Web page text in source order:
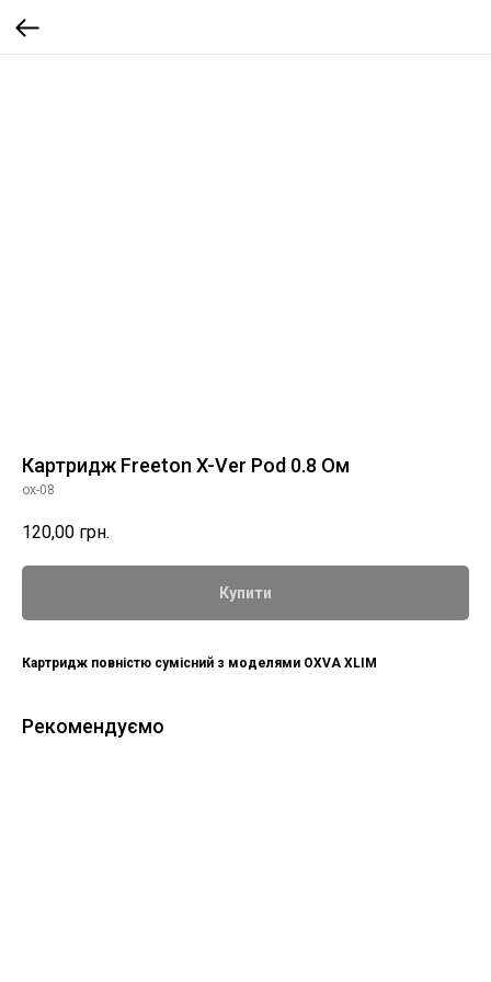
Картридж Freeton X-Ver Pod 0.8 Ом
ox-08
120,00 грн.
Купити
Картридж повністю сумісний з моделями OXVA XLIM
Рекомендуємо